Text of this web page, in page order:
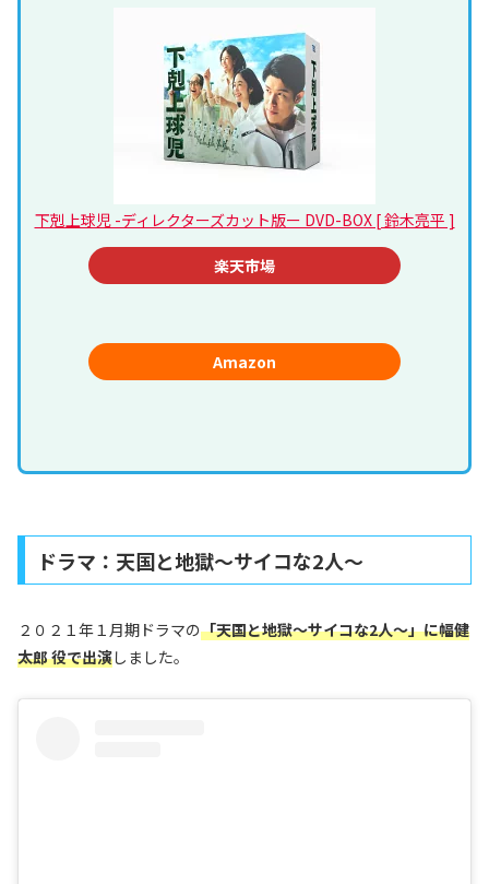
下剋上球児 -ディレクターズカット版ー DVD-BOX [ 鈴木亮平 ]
楽天市場
Amazon
ドラマ：天国と地獄〜サイコな2人〜
２０２１年１月期ドラマの「天国と地獄〜サイコな2人〜」に幅健
太郎 役で出演しました。